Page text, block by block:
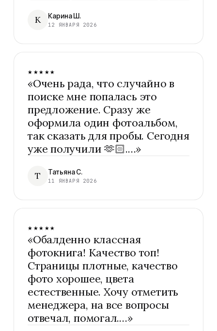
К Карина Ш.
12 ЯНВАРЯ 2026
★★★★★
«Очень рада, что случайно в
поиске мне попалась это
предложение. Сразу же
оформила один фотоальбом,
так сказать для пробы. Сегодня
уже получили 🫶🏻.…»
Т Татьяна С.
11 ЯНВАРЯ 2026
★★★★★
«Обалденно классная
фотокнига! Качество топ!
Страницы плотные, качество
фото хорошее, цвета
естественные. Хочу отметить
менеджера, на все вопросы
отвечал, помогал.…»